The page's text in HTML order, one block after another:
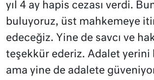
yıl 4 ay hapis cezası verdi.
buluyoruz, üst mahkemeye
edeceğiz. Yine de savcı ve
teşekkür ederiz. Adalet yerini
ama yine de adalete